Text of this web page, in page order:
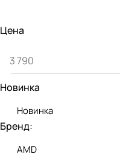
Цена
Новинка
Новинка
Бренд:
AMD